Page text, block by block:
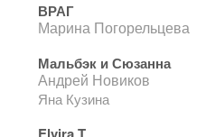
ВРАГ
Марина Погорельцева
Мальбэк и Сюзанна
Андрей Новиков
Яна Кузина